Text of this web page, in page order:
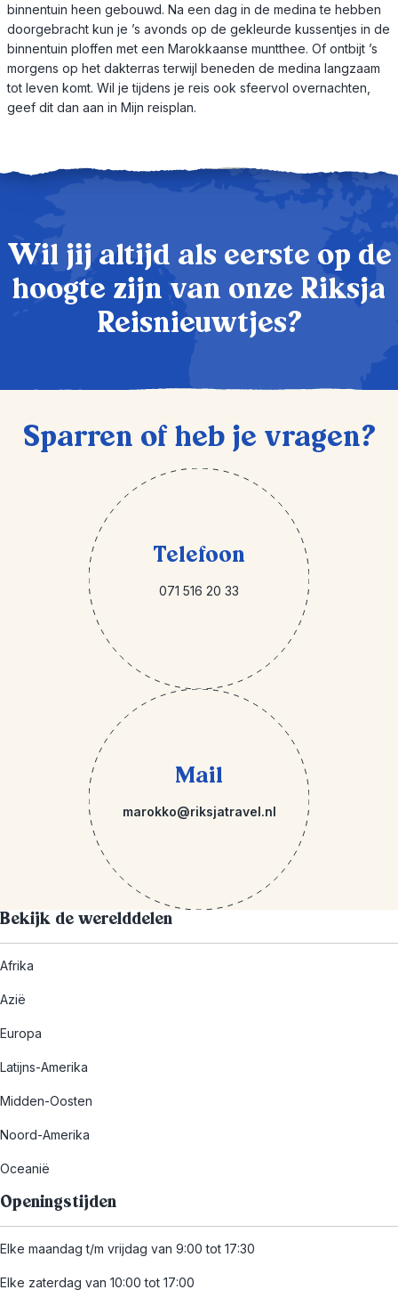
binnentuin heen gebouwd. Na een dag in de medina te hebben
doorgebracht kun je ’s avonds op de gekleurde kussentjes in de
binnentuin ploffen met een Marokkaanse muntthee. Of ontbijt ’s
morgens op het dakterras terwijl beneden de medina langzaam
tot leven komt. Wil je tijdens je reis ook sfeervol overnachten,
geef dit dan aan in Mijn reisplan.
Wil jij altijd als eerste op de
hoogte zijn van onze Riksja
Reisnieuwtjes?
Sparren of heb je vragen?
Telefoon
071 516 20 33
Mail
marokko@riksjatravel.nl
Bekijk de werelddelen
Afrika
Azië
Europa
Latijns-Amerika
Midden-Oosten
Noord-Amerika
Oceanië
Openingstijden
Elke maandag t/m vrijdag van 9:00 tot 17:30
Elke zaterdag van 10:00 tot 17:00